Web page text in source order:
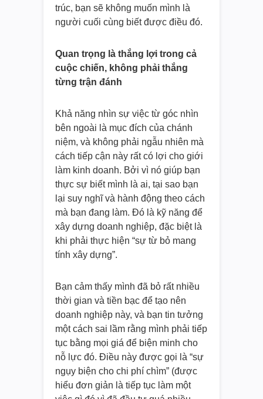
trúc, bạn sẽ không muốn mình là
người cuối cùng biết được điều đó.
Quan trọng là thắng lợi trong cả
cuộc chiến, không phải thắng
từng trận đánh
Khả năng nhìn sự việc từ góc nhìn
bên ngoài là mục đích của chánh
niệm, và không phải ngẫu nhiên mà
cách tiếp cận này rất có lợi cho giới
làm kinh doanh. Bởi vì nó giúp bạn
thực sự biết mình là ai, tại sao bạn
lại suy nghĩ và hành động theo cách
mà bạn đang làm. Đó là kỹ năng để
xây dựng doanh nghiệp, đặc biệt là
khi phải thực hiện “sự từ bỏ mang
tính xây dựng”.
Bạn cảm thấy mình đã bỏ rất nhiều
thời gian và tiền bạc để tạo nên
doanh nghiệp này, và bạn tin tưởng
một cách sai lầm rằng mình phải tiếp
tục bằng mọi giá để biện minh cho
nỗ lực đó. Điều này được gọi là “sự
ngụy biện cho chi phí chìm” (được
hiểu đơn giản là tiếp tục làm một